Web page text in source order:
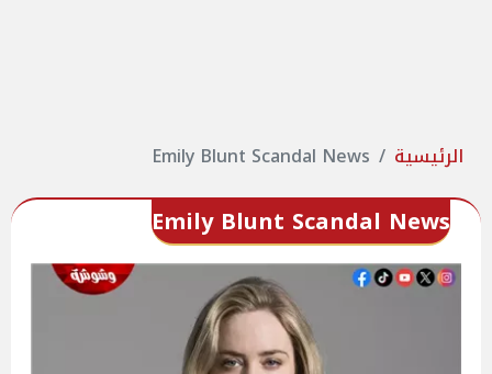
الرئيسية Emily Blunt Scandal News
Emily Blunt Scandal News